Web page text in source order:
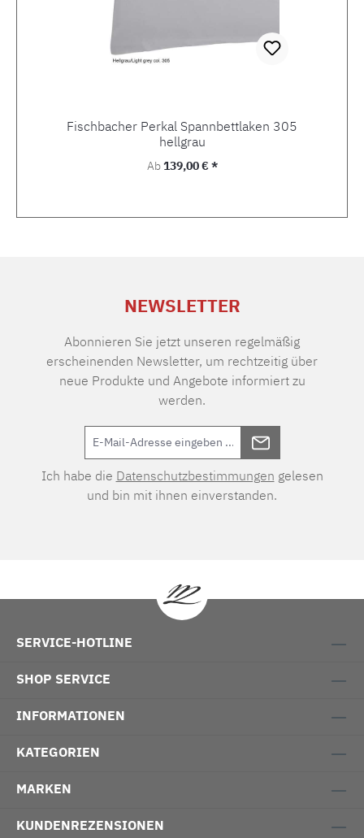
Fischbacher Perkal Spannbettlaken 305
hellgrau
Regulärer Preis:
Ab139,00 € *
NEWSLETTER
Abonnieren Sie jetzt unseren regelmäßig
erscheinenden Newsletter, um rechtzeitig über
neue Produkte und Angebote informiert zu
werden.
Ich habe die Datenschutzbestimmungen gelesen
und bin mit ihnen einverstanden.
SERVICE-HOTLINE
SHOP SERVICE
INFORMATIONEN
KATEGORIEN
MARKEN
KUNDENREZENSIONEN